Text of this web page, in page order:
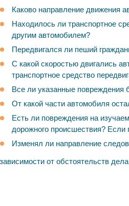
Каково направление движения
Находилось ли транспортное
другим автомобилем?
Передвигался ли пеший
С какой скоростью двигались
транспортное средство
Все ли указанные повреждения
От какой части автомобиля
Есть ли повреждения на
дорожного происшествия?
Изменял ли направление
от обстоятельств